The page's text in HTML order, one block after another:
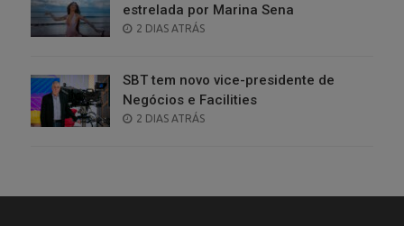
estrelada por Marina Sena
POSTED
2 DIAS ATRÁS
SBT tem novo vice-presidente de
Negócios e Facilities
POSTED
2 DIAS ATRÁS